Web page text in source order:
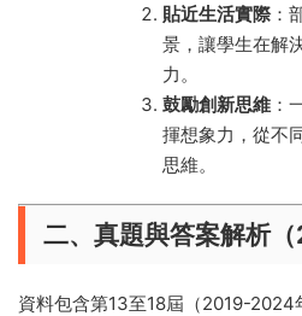
貼近生活實際：
景，讓學生在解
力。
鼓勵創新思維 ：
揮想象力，從不
思維。
二、真題與答案解析
資料包含第13至18屆（2019-2024